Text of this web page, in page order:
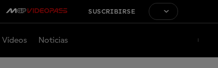
SUSCRIBIRSE
Vídeos Noticias